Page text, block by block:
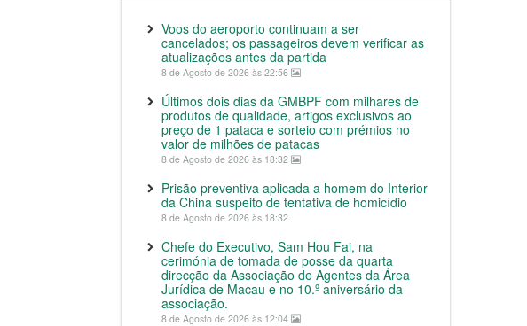
Voos do aeroporto continuam a ser
cancelados; os passageiros devem verificar as
atualizações antes da partida
8 de Agosto de 2026 às 22:56
Últimos dois dias da GMBPF com milhares de
produtos de qualidade, artigos exclusivos ao
preço de 1 pataca e sorteio com prémios no
valor de milhões de patacas
8 de Agosto de 2026 às 18:32
Prisão preventiva aplicada a homem do Interior
da China suspeito de tentativa de homicídio
8 de Agosto de 2026 às 18:32
Chefe do Executivo, Sam Hou Fai, na
cerimónia de tomada de posse da quarta
direcção da Associação de Agentes da Área
Jurídica de Macau e no 10.º aniversário da
associação.
8 de Agosto de 2026 às 12:04